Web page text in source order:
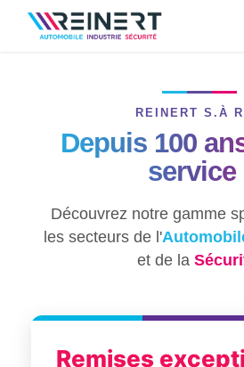
Zum Inhalt springen
REINERT S.À
Depuis 100
service
Découvrez notre gamme
les secteurs de l'
et de la
Remises